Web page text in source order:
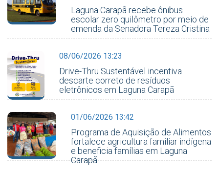
Laguna Carapã recebe ônibus
escolar zero quilômetro por meio de
emenda da Senadora Tereza Cristina
08/06/2026 13:23
Drive-Thru Sustentável incentiva
descarte correto de resíduos
eletrônicos em Laguna Carapã
01/06/2026 13:42
Programa de Aquisição de Alimentos
fortalece agricultura familiar indígena
e beneficia famílias em Laguna
Carapã